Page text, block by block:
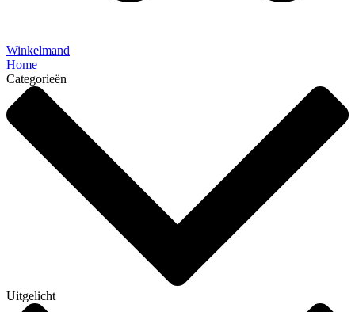
Winkelmand
Home
Categorieën
Uitgelicht